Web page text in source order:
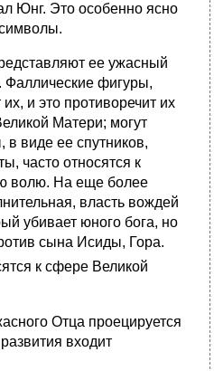
Юнг. Это особенно ясно
ее ужасный
Фаллические фигуры,
и это противоречит их
Матери; могут
в виде ее спутников,
часто относятся к
волю. На еще более
власть вождей
убивает юного бога, но
сына Исиды, Гора.
к сфере Великой
Отца проецируется
входит